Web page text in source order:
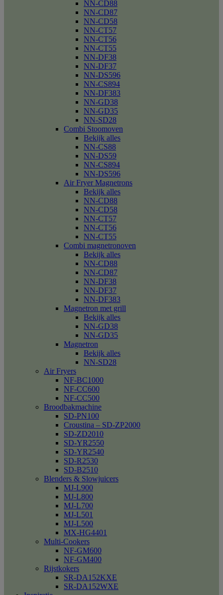
NN-CD88
NN-CD87
NN-CD58
NN-CT57
NN-CT56
NN-CT55
NN-DF38
NN-DF37
NN-DS596
NN-CS894
NN-DF383
NN-GD38
NN-GD35
NN-SD28
Combi Stoomoven
Bekijk alles
NN-CS88
NN-DS59
NN-CS894
NN-DS596
Air Fryer Magnetrons
Bekijk alles
NN-CD88
NN-CD58
NN-CT57
NN-CT56
NN-CT55
Combi magnetronoven
Bekijk alles
NN-CD88
NN-CD87
NN-DF38
NN-DF37
NN-DF383
Magnetron met grill
Bekijk alles
NN-GD38
NN-GD35
Magnetron
Bekijk alles
NN-SD28
Air Fryers
NF-BC1000
NF-CC600
NF-CC500
Broodbakmachine
SD-PN100
Croustina – SD-ZP2000
SD-ZD2010
SD-YR2550
SD-YR2540
SD-R2530
SD-B2510
Blenders & Slowjuicers
MJ-L900
MJ-L800
MJ-L700
MJ-L501
MJ-L500
MX-HG4401
Multi-Cookers
NF-GM600
NF-GM400
Rijstkokers
SR-DA152KXE
SR-DA152WXE